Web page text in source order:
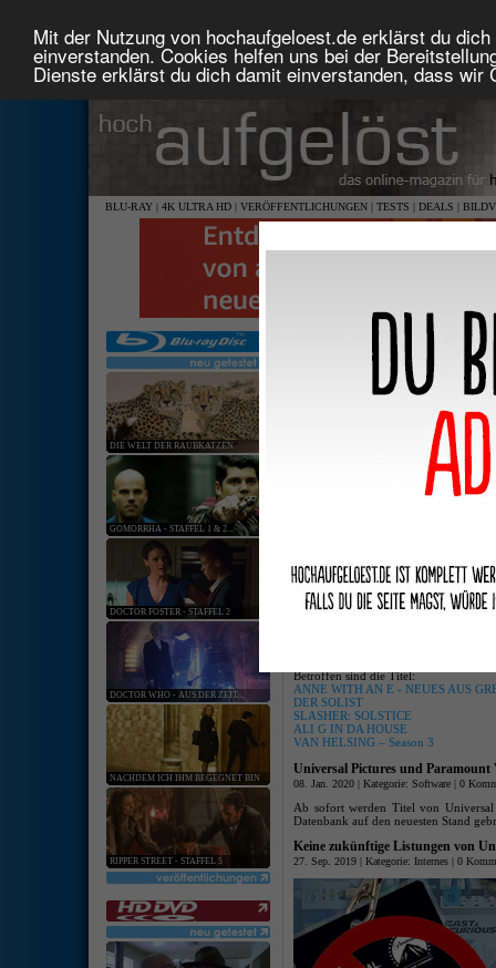
Mit der Nutzung von hochaufgeloest.de erklärst du
einverstanden. Cookies helfen uns bei der
Dienste erklärst du dich damit einverstanden, dass
BLU-RAY | 4K ULTRA HD | VERÖFFENTLICHUNGEN | TESTS | DEALS |
DIE WELT DER RAUBKATZEN
GOMORRHA - STAFFEL 1 & 2...
DOCTOR FOSTER - STAFFEL 2
DOCTOR WHO - AUS DER ZEIT...
NACHDEM ICH IHM BEGEGNET BIN
RIPPER STREET - STAFFEL 5
keine
Starttermin-Verschiebung für
19. Mär. 2020 | Kategorie:Software| 0
Betroffen sind die Titel:
ANNE WITH AN E - NEUES AUS
DER SOLIST
SLASHER: SOLSTICE
ALI G IN DA HOUSE
VAN HELSING – Season 3
Universal Pictures und Paramount
08. Jan. 2020 | Kategorie: Software | 0
Ab sofort werden Titel von
Datenbank auf den neuesten Stand
Keine zukünftige Listungen von
27. Sep. 2019 | Kategorie: Internes | 0